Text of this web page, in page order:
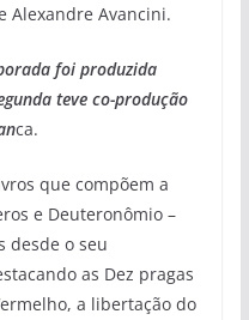
Alexandre Avancini.
foi produzida
teve co-produção
ca.
que compõem a
e Deuteronômio –
desde o seu
as Dez pragas
a libertação do